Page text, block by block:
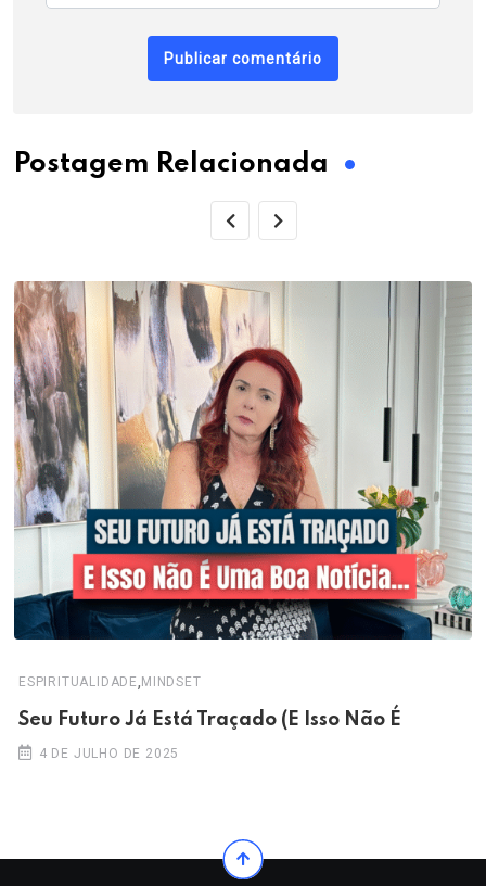
Postagem Relacionada
ESPIRITUALIDADE, MINDSET
Seu Futuro Já Está Traçado (E Isso Não É
4 DE JULHO DE 2025